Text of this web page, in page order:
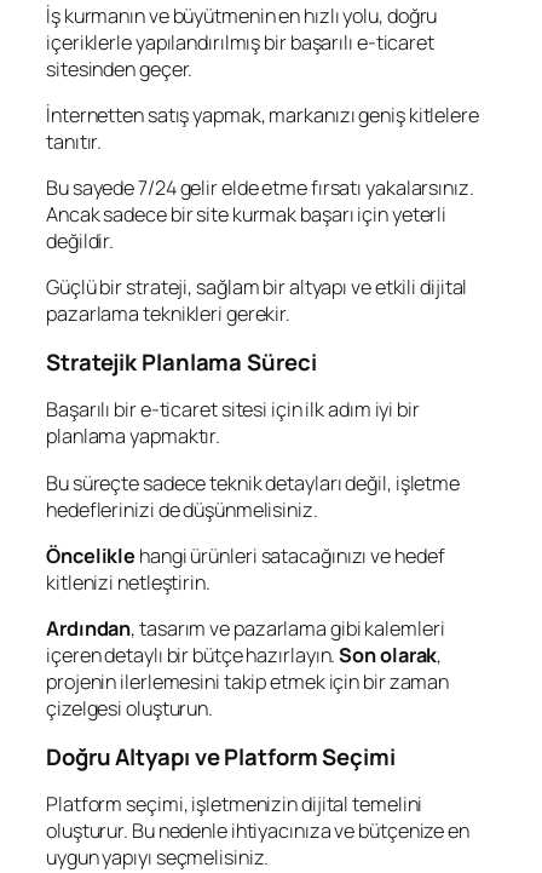
İş kurmanın ve büyütmenin en hızlı yolu, doğru
içeriklerle yapılandırılmış bir başarılı e-ticaret
sitesinden geçer.
İnternetten satış yapmak, markanızı geniş kitlelere
tanıtır.
Bu sayede 7/24 gelir elde etme fırsatı yakalarsınız.
Ancak sadece bir site kurmak başarı için yeterli
değildir.
Güçlü bir strateji, sağlam bir altyapı ve etkili dijital
pazarlama teknikleri gerekir.
Stratejik Planlama Süreci
Başarılı bir e-ticaret sitesi için ilk adım iyi bir
planlama yapmaktır.
Bu süreçte sadece teknik detayları değil, işletme
hedeflerinizi de düşünmelisiniz.
Öncelikle hangi ürünleri satacağınızı ve hedef
kitlenizi netleştirin.
Ardından, tasarım ve pazarlama gibi kalemleri
içeren detaylı bir bütçe hazırlayın.Son olarak,
projenin ilerlemesini takip etmek için bir zaman
çizelgesi oluşturun.
Doğru Altyapı ve Platform Seçimi
Platform seçimi, işletmenizin dijital temelini
oluşturur. Bu nedenle ihtiyacınıza ve bütçenize en
uygun yapıyı seçmelisiniz.